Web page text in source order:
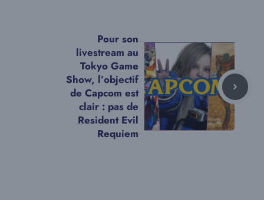
Pour son
livestream au
Tokyo Game
Show, l’objectif
de Capcom est
clair : pas de
Resident Evil
Requiem